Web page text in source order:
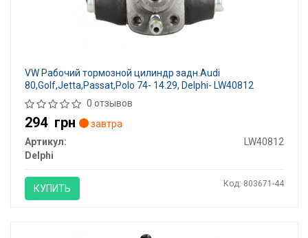
VW Рабочий тормозной цилиндр задн.Audi
80,Golf,Jetta,Passat,Polo 74- 14.29, Delphi- LW40812
0 отзывов
294 грн
завтра
Артикул:
LW40812
Delphi
КУПИТЬ Код: 803671-44